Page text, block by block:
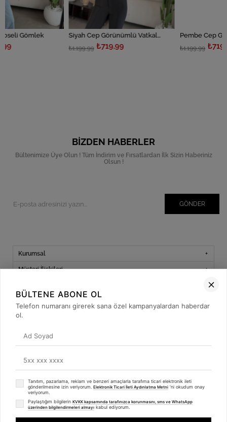
Siyah Cep Görünümlü Vatkalı Gömlek
₺719,99 ₺719,99
BIZDEN HABERLER
Bültenimize Üye Olun ! Tüm İndirim ve Fırsatlardan İlk Sizin Haberiniz
Olsun !
GÖNDER
Kurumsal
Müşteri İlişkileri
Sosyal Medya
© 2019betulbabacan.com- Tüm Hakları Saklıdır.
BÜLTENE ABONE OL
Telefon numaranı girerek sana özel kampanyalardan haberdar
ol.
Tanıtım, pazarlama, reklam ve benzeri amaçlarla tarafıma ticari elektronik ileti
gönderilmesine izin veriyorum. Elektronik Ticari İleti Aydınlatma Metni 'ni okudum onay
veriyorum.
Paylaştığım bilgilerin KVKK kapsamında tarafınızca korunmasını, sms ve WhatsApp
üzerinden bilgilendirmeleri almayı kabul ediyorum.